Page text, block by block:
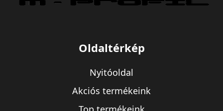
Oldaltérkép
Nyitóoldal
Akciós termékeink